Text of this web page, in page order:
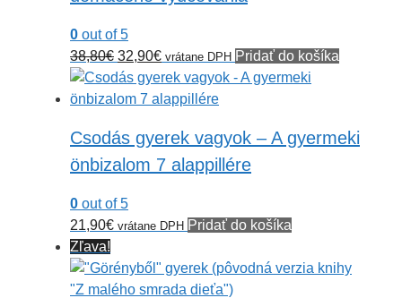
0 out of 5
38,80€ Pôvodná
cena
bola:
32,90€Aktuálna
cena
je:
vrátane DPH Pridať do košíka
Csodás gyerek vagyok – A gyermeki
önbizalom 7 alappillére
0 out of 5
21,90€ vrátane DPH Pridať do košíka
Zľava!